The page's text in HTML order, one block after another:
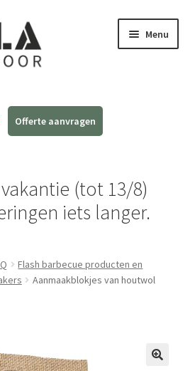
Menu
(tot 13/8)
iets langer.
Flash barbecue producten en
Aanmaakblokjes van houtwol